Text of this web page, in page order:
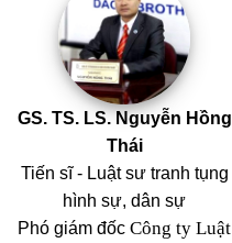
GS. TS. LS. Nguyễn Hồng
Thái
Tiến sĩ - Luật sư tranh tụng
hình sự, dân sự
Phó giám đốc Công ty Luật